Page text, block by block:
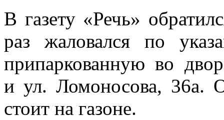
В газету «Речь»
раз жаловался по
припаркованную во
и ул. Ломоносова, 36а.
стоит на газоне.